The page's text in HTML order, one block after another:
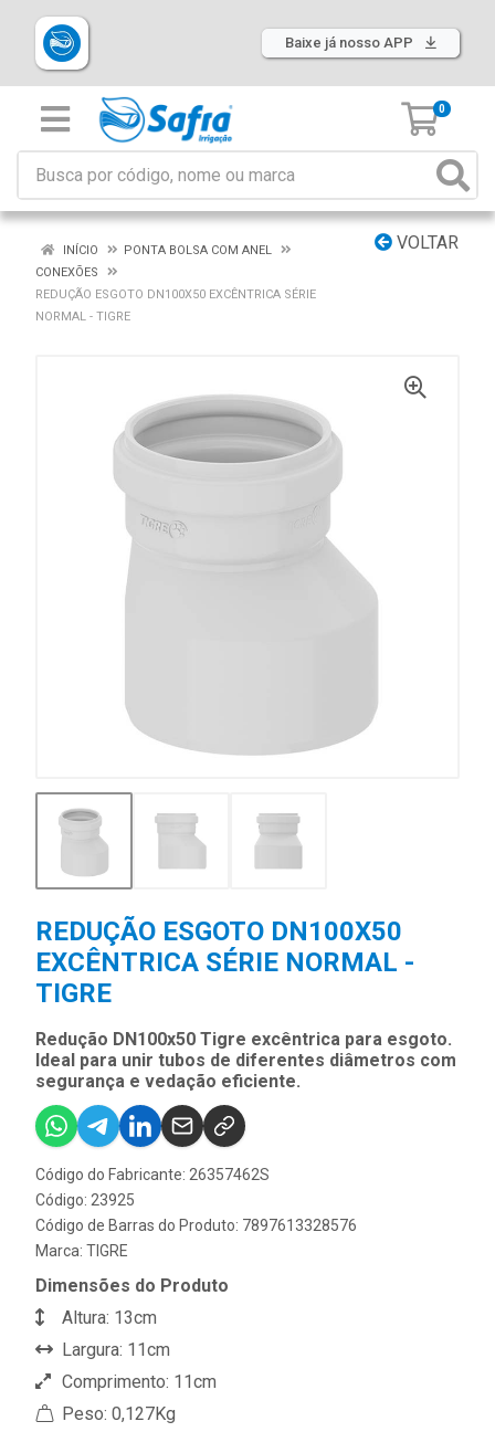
Baixe já nosso APP
0
VOLTAR
INÍCIO
PONTA BOLSA COM ANEL
CONEXÕES
REDUÇÃO ESGOTO DN100X50 EXCÊNTRICA SÉRIE
NORMAL - TIGRE
REDUÇÃO ESGOTO DN100X50
EXCÊNTRICA SÉRIE NORMAL -
TIGRE
Redução DN100x50 Tigre excêntrica para esgoto.
Ideal para unir tubos de diferentes diâmetros com
segurança e vedação eficiente.
Código do Fabricante: 26357462S
Código: 23925
Código de Barras do Produto: 7897613328576
Marca: TIGRE
Dimensões do Produto
Altura: 13cm
Largura: 11cm
Comprimento: 11cm
Peso: 0,127Kg